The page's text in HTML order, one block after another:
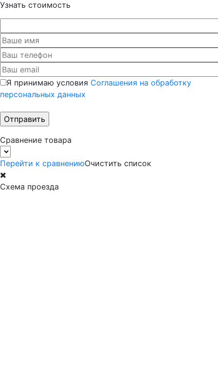
Узнать стоимость
Я принимаю условия Соглашения на обработку
персональных данных
Сравнение товара
Перейти к сравнениюОчистить список
Схема проезда